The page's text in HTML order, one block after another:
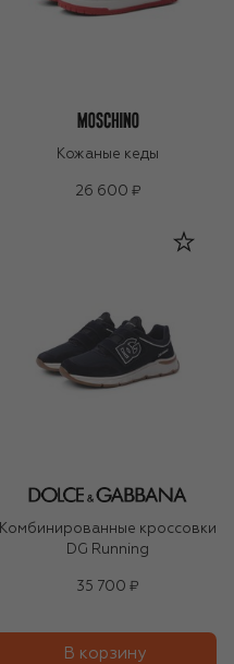
Кожаные кеды
26 600 ₽
Комбинированные кроссовки
DG Running
35 700 ₽
В корзину